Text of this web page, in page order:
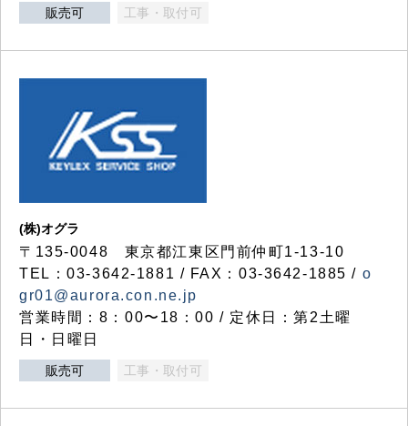
販売可 工事・取付可
(株)オグラ
〒135-0048 東京都江東区門前仲町1-13-10
TEL：03-3642-1881 / FAX：03-3642-1885 / o
gr01@aurora.con.ne.jp
営業時間：8：00〜18：00 / 定休日：第2土曜
日・日曜日
販売可 工事・取付可